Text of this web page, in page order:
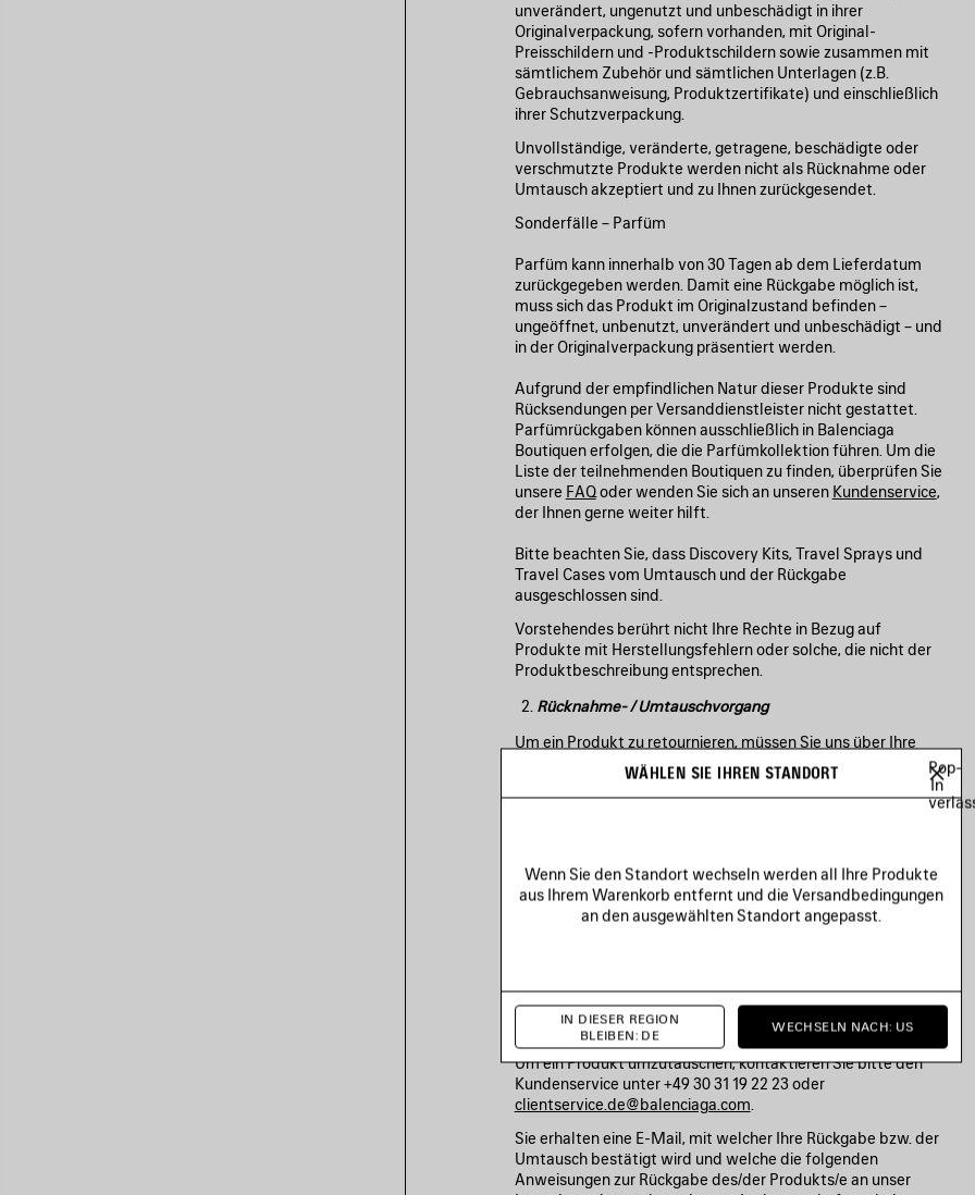
unverändert, ungenutzt und unbeschädigt in ihrer
Originalverpackung, sofern vorhanden, mit Original-
Preisschildern und -Produktschildern sowie zusammen mit
sämtlichem Zubehör und sämtlichen Unterlagen (z.B.
Gebrauchsanweisung, Produktzertifikate) und einschließlich
ihrer Schutzverpackung.
Unvollständige, veränderte, getragene, beschädigte oder
verschmutzte Produkte werden nicht als Rücknahme oder
Umtausch akzeptiert und zu Ihnen zurückgesendet.
Sonderfälle – Parfüm
Parfüm kann innerhalb von 30 Tagen ab dem Lieferdatum
zurückgegeben werden. Damit eine Rückgabe möglich ist,
muss sich das Produkt im Originalzustand befinden –
ungeöffnet, unbenutzt, unverändert und unbeschädigt – und
in der Originalverpackung präsentiert werden.
Aufgrund der empfindlichen Natur dieser Produkte sind
Rücksendungen per Versanddienstleister nicht gestattet.
Parfümrückgaben können ausschließlich in Balenciaga
Boutiquen erfolgen, die die Parfümkollektion führen. Um die
Liste der teilnehmenden Boutiquen zu finden, überprüfen Sie
unsere FAQoder wenden Sie sich an unseren Kundenservice,
der Ihnen gerne weiter hilft.
Bitte beachten Sie, dass Discovery Kits, Travel Sprays und
Travel Cases vom Umtausch und der Rückgabe
ausgeschlossen sind.
Vorstehendes berührt nicht Ihre Rechte in Bezug auf
Produkte mit Herstellungsfehlern oder solche, die nicht der
Produktbeschreibung entsprechen.
Rücknahme- / Umtauschvorgang
Um ein Produkt zu retournieren, müssen Sie uns über Ihre
Rückgabe- bzw. Umtauschabsicht in Kenntnis setzen. Dies
kann wie folgt geschehen:
Retourenformular durch Auswahl des/der Produkts/e,
das/die Sie zurückgeben möchten und geben Sie die
Menge sowie den Rückgabegrund an;
kontaktieren Sie den Kundenservice telefonisch unter +49
30 31 19 22 23 oder senden Sie eine E-Mail an
clientservice.de@balenciaga.com.
Um ein Produkt umzutauschen, kontaktieren Sie bitte den
Kundenservice unter +49 30 31 19 22 23 oder
clientservice.de@balenciaga.com
Sie erhalten eine E-Mail, mit welcher Ihre Rückgabe bzw. der
Umtausch bestätigt wird und welche die folgenden
Anweisungen zur Rückgabe des/der Produkts/e an unser
WÄHLEN SIE IHREN STANDORT
Pop-
In
Wenn Sie den Standort wechseln werden all Ihre Produkte
aus Ihrem Warenkorb entfernt und die Versandbedingungen
an den ausgewählten Standort angepasst.
IN DIESER REGION
BLEIBEN: DE
WECHSELN NACH: US